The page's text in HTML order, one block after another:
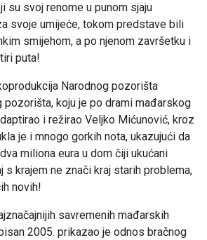
su svoj renome u punom sjaju
svoje umijeće, tokom predstave bili
smijehom, a po njenom završetku i
puta!
Narodnog pozorišta
pozorišta, koju je po drami mađarskog
i režirao Veljko Mićunović, kroz
je i mnogo gorkih nota, ukazujući da
miliona eura u dom čiji ukućani
s krajem ne znači kraj starih problema,
novih!
savremenih mađarskih
2005. prikazao je odnos bračnog